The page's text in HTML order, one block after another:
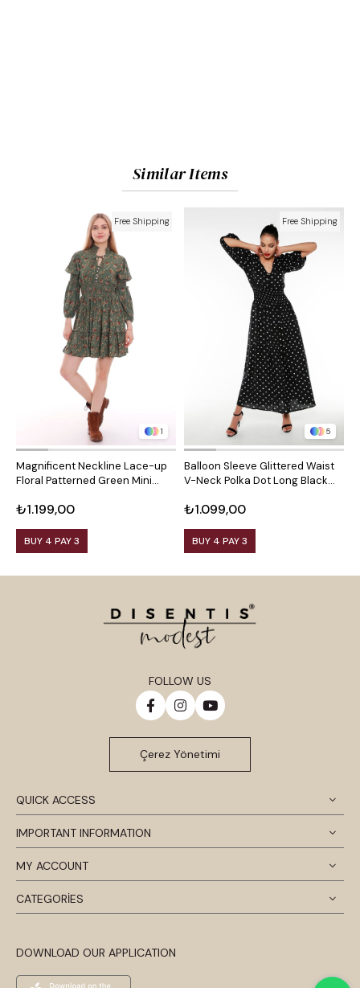
Similar Items
1
Magnificent Neckline Lace-up
Floral Patterned Green Mini
₺1.199,00
BUY 4 PAY 3
Free Shipping
5
Balloon Sleeve Glittered Waist
V-Neck Polka Dot Long Black
₺1.099,00
BUY 4 PAY 3
Free Shipping
QUICK ACCESS
IMPORTANT INFORMATION
MY ACCOUNT
CATEGORİES
DOWNLOAD OUR APPLICATION
FOLLOW US
Çerez Yönetimi